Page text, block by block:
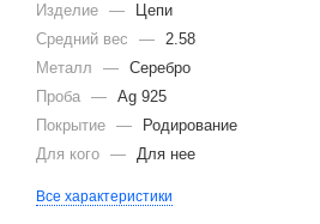
Изделие —
Цепи
Средний вес
— 2.58
Металл
— Серебро
Проба — Ag 925
Покрытие —
Родирование
Для кого — Для нее
Все характеристики